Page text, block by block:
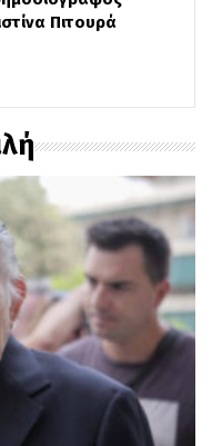
Πιτουρά